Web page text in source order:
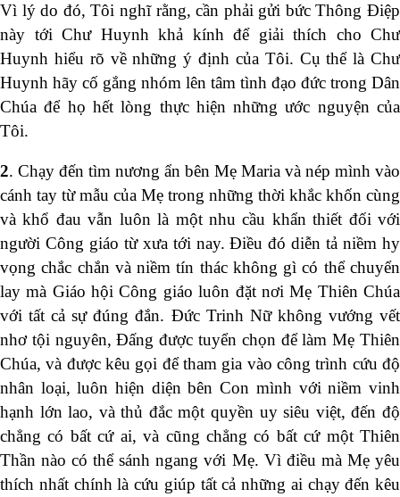
Vì lý do đó, Tôi nghĩ rằng, cần phải gửi bức Thông Điệp
này tới Chư Huynh khả kính để giải thích cho Chư
Huynh hiểu rõ về những ý định của Tôi. Cụ thể là Chư
Huynh hãy cố gắng nhóm lên tâm tình đạo đức trong Dân
Chúa để họ hết lòng thực hiện những ước nguyện của
Tôi.
2. Chạy đến tìm nương ẩn bên Mẹ Maria và nép mình vào
cánh tay từ mẫu của Mẹ trong những thời khắc khốn cùng
và khổ đau vẫn luôn là một nhu cầu khẩn thiết đối với
người Công giáo từ xưa tới nay. Điều đó diễn tả niềm hy
vọng chắc chắn và niềm tín thác không gì có thể chuyển
lay mà Giáo hội Công giáo luôn đặt nơi Mẹ Thiên Chúa
với tất cả sự đúng đắn. Đức Trinh Nữ không vướng vết
nhơ tội nguyên, Đấng được tuyển chọn để làm Mẹ Thiên
Chúa, và được kêu gọi để tham gia vào công trình cứu độ
nhân loại, luôn hiện diện bên Con mình với niềm vinh
hạnh lớn lao, và thủ đắc một quyền uy siêu việt, đến độ
chẳng có bất cứ ai, và cũng chẳng có bất cứ một Thiên
Thần nào có thể sánh ngang với Mẹ. Vì điều mà Mẹ yêu
thích nhất chính là cứu giúp tất cả những ai chạy đến kêu